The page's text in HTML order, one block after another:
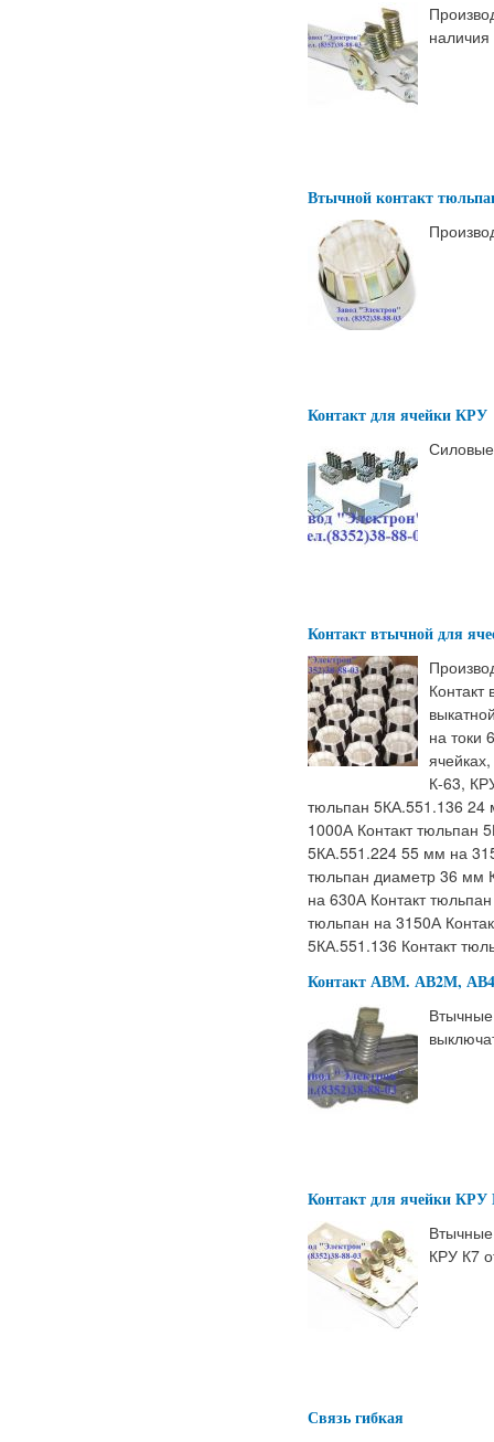
наличия
Втычной контакт
Контакт для ячейки КРУ
Контакт втычной для
Контакт
на токи
К-63,
тюльпан 5КА.551.136 24
1000А Контакт тюльпан
5КА.551.224 55 мм на
тюльпан диаметр 36 мм
на 630А Контакт
тюльпан на 3150А
5КА.551.136 Контакт
Контакт АВМ. АВ2М,
Контакт для ячейки КРУ
КРУ К7
Связь гибкая